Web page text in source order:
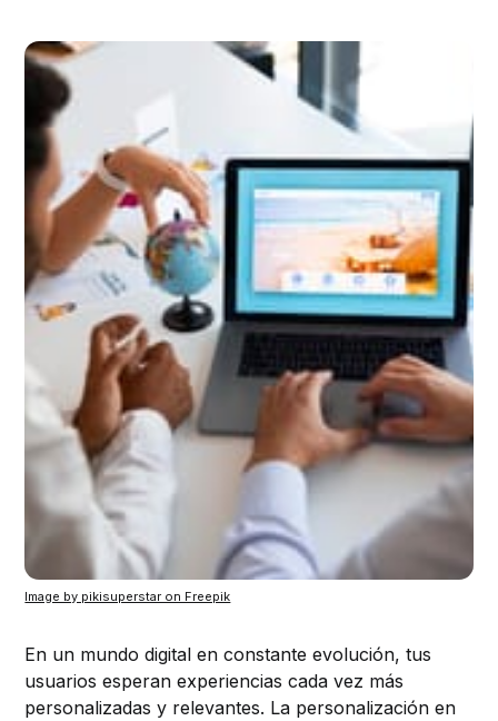
Image by pikisuperstar on Freepik
En un mundo digital en constante evolución, tus
usuarios esperan experiencias cada vez más
personalizadas y relevantes. La personalización en